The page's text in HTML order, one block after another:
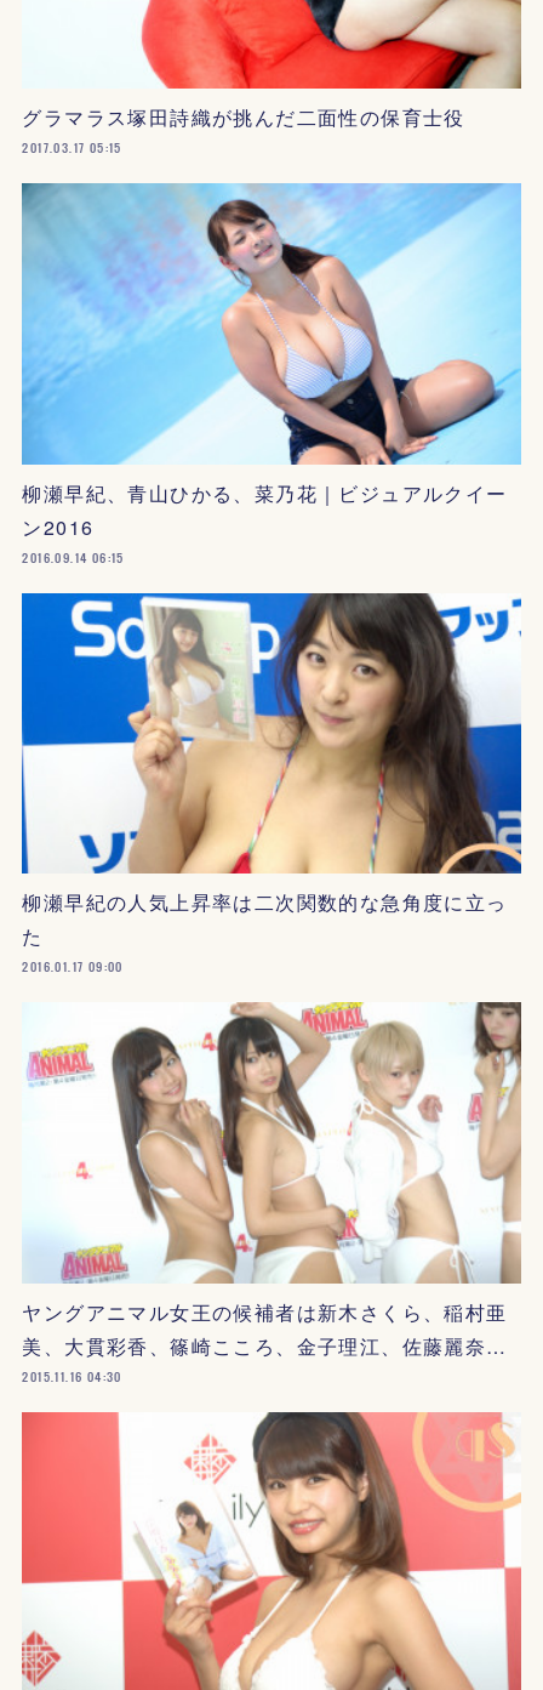
グラマラス塚田詩織が挑んだ二面性の保育士役
2017.03.17 05:15
柳瀬早紀、青山ひかる、菜乃花｜ビジュアルクイー
ン2016
2016.09.14 06:15
柳瀬早紀の人気上昇率は二次関数的な急角度に立っ
た
2016.01.17 09:00
ヤングアニマル女王の候補者は新木さくら、稲村亜
美、大貫彩香、篠崎こころ、金子理江、佐藤麗奈…
2015.11.16 04:30